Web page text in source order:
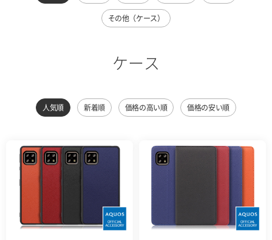
その他（ケース）
ケース
人気順 新着順 価格の高い順 価格の安い順